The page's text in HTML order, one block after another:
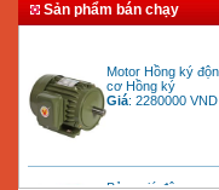
Sản phẩm bán chạy
cơ Hồng ký
Giá:2280000VND
Bảng giá động cơ
diesel đầu nổ diesel